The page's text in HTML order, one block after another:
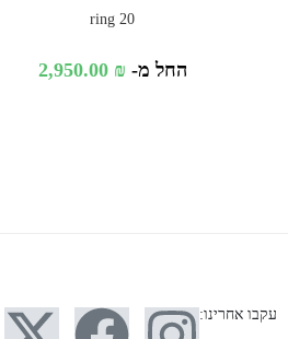
ring 20
החל מ- 2,950.00 ₪
עקבו אחרינו: